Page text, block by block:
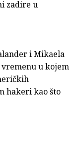
zadire u
i Mikaela
u kojem
hakeri kao što